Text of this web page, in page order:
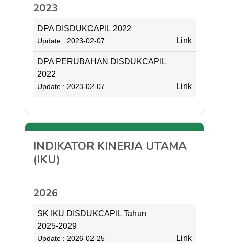
2023
DPA DISDUKCAPIL 2022
Update : 2023-02-07 Link
DPA PERUBAHAN DISDUKCAPIL
2022
Update : 2023-02-07 Link
INDIKATOR KINERJA UTAMA
(IKU)
2026
SK IKU DISDUKCAPIL Tahun
2025-2029
Update : 2026-02-25 Link